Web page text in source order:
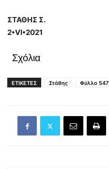
ΣΤΑΘΗΣ Σ.
2•VI•2021
Σχόλια
ΕΤΙΚΕΤΕΣ Στάθης Φύλλο 547